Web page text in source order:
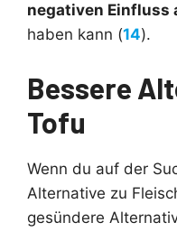
negativen Einfluss
haben kann (14).
Bessere
Tofu
Wenn du auf der
Alternative zu
gesündere